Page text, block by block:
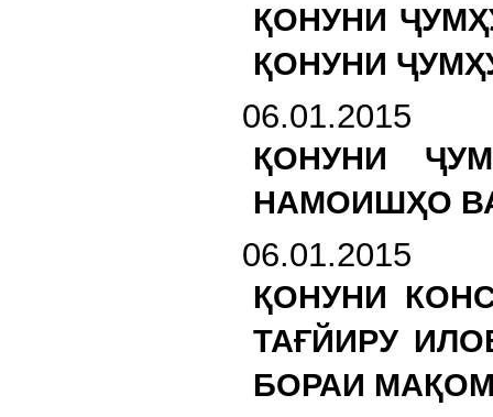
ҚОНУНИ
ҚОНУНИ
06.01.2015
ҚОНУНИ
НАМОИШҲО
06.01.2015
ҚОНУНИ
ТАҒЙИРУ
БОРАИ